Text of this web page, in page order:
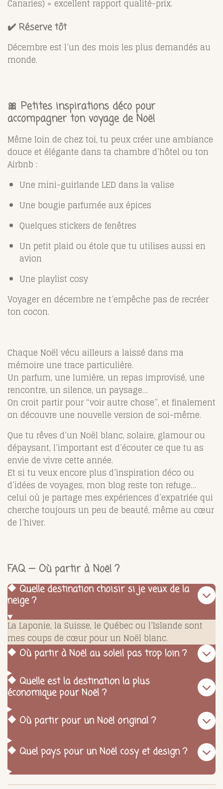
Canaries) = excellent rapport qualité-prix.
✔️ Réserve tôt
Décembre est l’un des mois les plus demandés au
monde.
🎀 Petites inspirations déco pour
accompagner ton voyage de Noël
Même loin de chez toi, tu peux créer une ambiance
douce et élégante dans ta chambre d’hôtel ou ton
Airbnb :
Une mini-guirlande LED dans la valise
Une bougie parfumée aux épices
Quelques stickers de fenêtres
Un petit plaid ou étole que tu utilises aussi en
avion
Une playlist cosy
Voyager en décembre ne t’empêche pas de recréer
ton cocon.
Chaque Noël vécu ailleurs a laissé dans ma
mémoire une trace particulière.
Un parfum, une lumière, un repas improvisé, une
rencontre, un silence, un paysage…
On croit partir pour “voir autre chose”, et finalement
on découvre une nouvelle version de soi-même.
Que tu rêves d’un Noël blanc, solaire, glamour ou
dépaysant, l’important est d’écouter ce que tu as
envie de vivre cette année.
Et si tu veux encore plus d’inspiration déco ou
d’idées de voyages, mon blog reste ton refuge…
celui où je partage mes expériences d’expatriée qui
cherche toujours un peu de beauté, même au cœur
de l’hiver.
FAQ — Où partir à Noël ?
🔶 Quelle destination choisir si je veux de la
neige ?
La Laponie, la Suisse, le Québec ou l’Islande sont
mes coups de cœur pour un Noël blanc.
🔶 Où partir à Noël au soleil pas trop loin ?
🔶 Quelle est la destination la plus
économique pour Noël ?
🔶 Où partir pour un Noël original ?
🔶 Quel pays pour un Noël cosy et design ?